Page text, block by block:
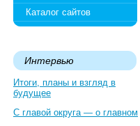
Каталог сайтов
Интервью
Итоги, планы и взгляд в
будущее
С главой округа — о главном